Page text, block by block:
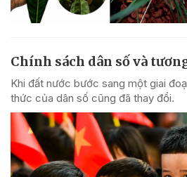
Chính sách dân số và
Khi đất nước bước sang một giai
thức của dân số cũng đã thay đổi.